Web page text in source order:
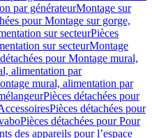
par générateurMontage sur
pour Montage sur gorge,
sur secteurPièces
sur secteurMontage
pour Montage mural,
alimentation par
mural, alimentation par
Pièces détachées pour
Pièces détachées pour
Pièces détachées pour Pour
des appareils pour l’espace